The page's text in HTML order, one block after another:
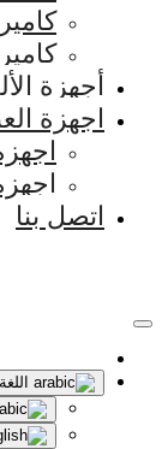
أجهزة
اجهزة
اتصل بنا
اللغة